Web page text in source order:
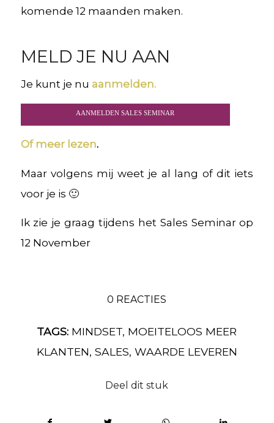
komende 12 maanden maken.
MELD JE NU AAN
Je kunt je nu aanmelden.
AANMELDEN SALES SEMINAR
Of meer lezen.
Maar volgens mij weet je al lang of dit iets
voor je is 🙂
Ik zie je graag tijdens het Sales Seminar op
12 November
0 REACTIES
TAGS: MINDSET, MOEITELOOS MEER
KLANTEN, SALES, WAARDE LEVEREN
Deel dit stuk